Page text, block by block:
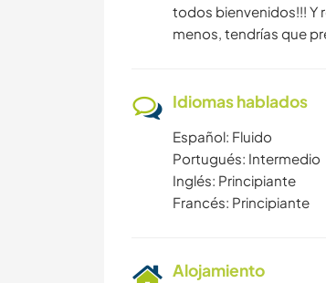
todos bienvenidos!!! Y
menos, tendrías que
Idiomas hablados
Español: Fluido
Portugués: Intermedio
Inglés: Principiante
Francés: Principiante
Alojamiento